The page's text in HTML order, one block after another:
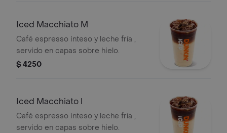
Iced Macchiato M
Café espresso inteso y leche fría ,
servido en capas sobre hielo.
$ 4250
Iced Macchiato l
Café espresso inteso y leche fría ,
servido en capas sobre hielo.